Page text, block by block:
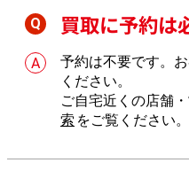
買取に予約は
予約は不要です。
ください。
ご自宅近くの店舗
索 をご覧ください。
いただけます。